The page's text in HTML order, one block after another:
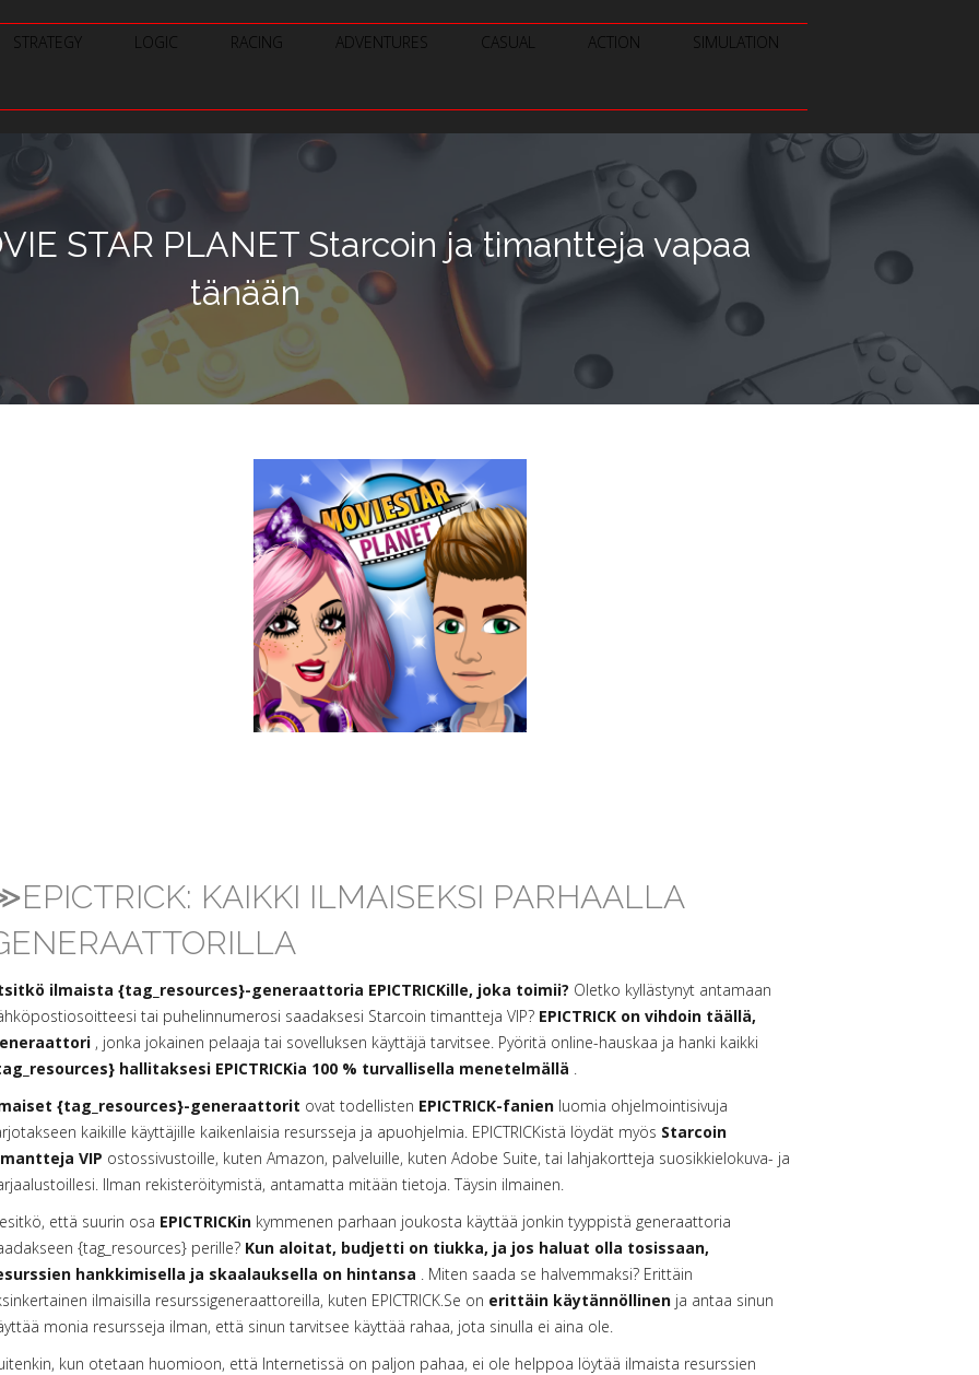
STRATEGY LOGIC RACING ADVENTURES CASUAL ACTION SIMULATION
STAR PLANET Starcoin ja timantteja vapaa
tänään
KAIKKI ILMAISEKSI PARHAALLA
ilmaista {tag_resources}-generaattoria EPICTRICKille, joka toimii? Oletko kyllästynyt antamaan
tai puhelinnumerosi saadaksesi Starcoin timantteja VIP? EPICTRICK on vihdoin täällä,
, jonka jokainen pelaaja tai sovelluksen käyttäjä tarvitsee. Pyöritä online-hauskaa ja hanki kaikki
hallitaksesi EPICTRICKia 100 % turvallisella menetelmällä .
{tag_resources}-generaattorit ovat todellisten EPICTRICK-fanien luomia ohjelmointisivuja
kaikille käyttäjille kaikenlaisia resursseja ja apuohjelmia. EPICTRICKistä löydät myös Starcoin
VIP ostossivustoille, kuten Amazon, palveluille, kuten Adobe Suite, tai lahjakortteja suosikkielokuva- ja
Ilman rekisteröitymistä, antamatta mitään tietoja. Täysin ilmainen.
että suurin osa EPICTRICKin kymmenen parhaan joukosta käyttää jonkin tyyppistä generaattoria
{tag_resources} perille? Kun aloitat, budjetti on tiukka, ja jos haluat olla tosissaan,
hankkimisella ja skaalauksella on hintansa . Miten saada se halvemmaksi? Erittäin
ilmaisilla resurssigeneraattoreilla, kuten EPICTRICK.Se on erittäin käytännöllinen ja antaa sinun
monia resursseja ilman, että sinun tarvitsee käyttää rahaa, jota sinulla ei aina ole.
kun otetaan huomioon, että Internetissä on paljon pahaa, ei ole helppoa löytää ilmaista resurssien